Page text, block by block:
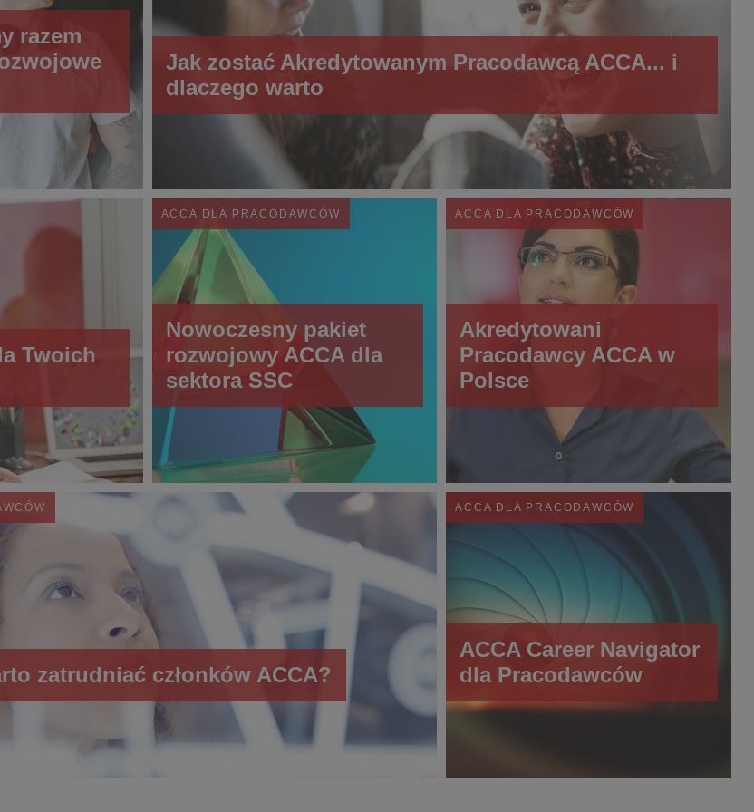
razem
Jak zostać Akredytowanym Pracodawcą ACCA... i
dlaczego warto
Twoich
ACCA DLA PRACODAWCÓW
Nowoczesny pakiet
rozwojowy ACCA dla
sektora SSC
ACCA DLA PRACODAWCÓW
Akredytowani
Pracodawcy ACCA w
Polsce
zatrudniać członków ACCA?
ACCA DLA PRACODAWCÓW
ACCA Career Navigator
dla Pracodawców